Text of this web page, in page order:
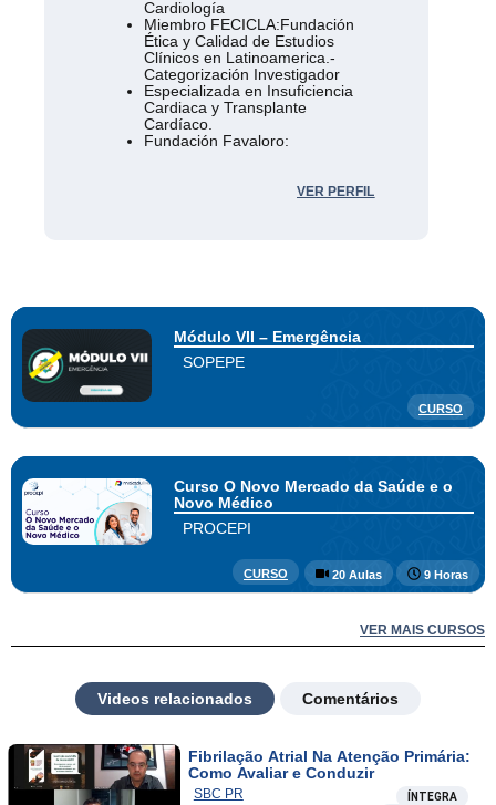
Cardiología
Miembro FECICLA:Fundación
Ética y Calidad de Estudios
Clínicos en Latinoamerica.-
Categorización Investigador
Especializada en Insuficiencia
Cardiaca y Transplante
Cardíaco.
Fundación Favaloro:
VER PERFIL
Módulo VII – Emergência
SOPEPE
CURSO
Curso O Novo Mercado da Saúde e o
Novo Médico
PROCEPI
CURSO 20 Aulas 9 Horas
VER MAIS CURSOS
Videos relacionados Comentários
Fibrilação Atrial Na Atenção Primária:
Como Avaliar e Conduzir
SBC PR ÍNTEGRA